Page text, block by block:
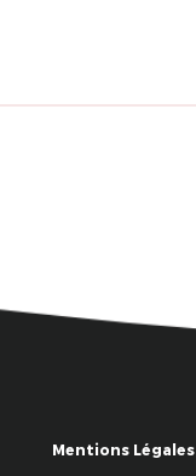
Mentions Légales